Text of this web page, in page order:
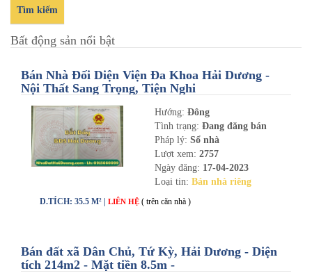
Tìm kiếm
Bất động sản nổi bật
Bán Nhà Đối Diện Viện Đa Khoa Hải Dương -
Nội Thất Sang Trọng, Tiện Nghi
Hướng: Đông
Tình trạng: Đang đăng bán
Pháp lý: Sổ nhà
Lượt xem: 2757
Ngày đăng: 17-04-2023
Loại tin: Bán nhà riêng
D.TÍCH: 35.5 M² | LIÊN HỆ ( trên căn nhà )
Bán đất xã Dân Chủ, Tứ Kỳ, Hải Dương - Diện
tích 214m2 - Mặt tiền 8.5m -